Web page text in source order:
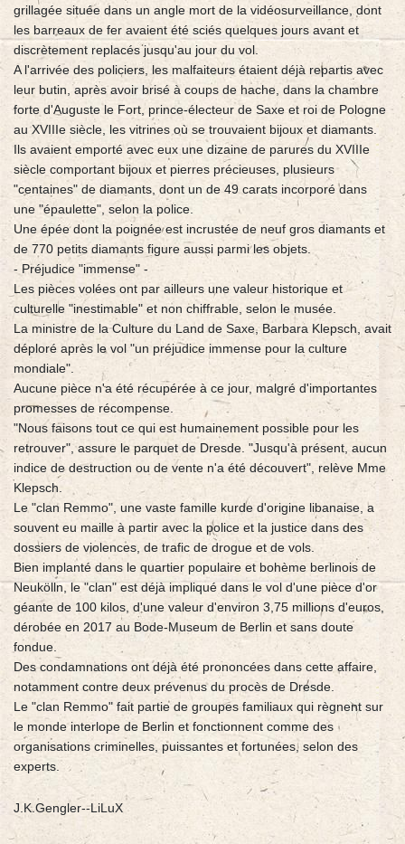
grillagée située dans un angle mort de la vidéosurveillance, dont
les barreaux de fer avaient été sciés quelques jours avant et
discrètement replacés jusqu'au jour du vol.
A l'arrivée des policiers, les malfaiteurs étaient déjà repartis avec
leur butin, après avoir brisé à coups de hache, dans la chambre
forte d'Auguste le Fort, prince-électeur de Saxe et roi de Pologne
au XVIIIe siècle, les vitrines où se trouvaient bijoux et diamants.
Ils avaient emporté avec eux une dizaine de parures du XVIIIe
siècle comportant bijoux et pierres précieuses, plusieurs
"centaines" de diamants, dont un de 49 carats incorporé dans
une "épaulette", selon la police.
Une épée dont la poignée est incrustée de neuf gros diamants et
de 770 petits diamants figure aussi parmi les objets.
- Préjudice "immense" -
Les pièces volées ont par ailleurs une valeur historique et
culturelle "inestimable" et non chiffrable, selon le musée.
La ministre de la Culture du Land de Saxe, Barbara Klepsch, avait
déploré après le vol "un préjudice immense pour la culture
mondiale".
Aucune pièce n'a été récupérée à ce jour, malgré d'importantes
promesses de récompense.
"Nous faisons tout ce qui est humainement possible pour les
retrouver", assure le parquet de Dresde. "Jusqu'à présent, aucun
indice de destruction ou de vente n'a été découvert", relève Mme
Klepsch.
Le "clan Remmo", une vaste famille kurde d'origine libanaise, a
souvent eu maille à partir avec la police et la justice dans des
dossiers de violences, de trafic de drogue et de vols.
Bien implanté dans le quartier populaire et bohème berlinois de
Neukölln, le "clan" est déjà impliqué dans le vol d'une pièce d'or
géante de 100 kilos, d'une valeur d'environ 3,75 millions d'euros,
dérobée en 2017 au Bode-Museum de Berlin et sans doute
fondue.
Des condamnations ont déjà été prononcées dans cette affaire,
notamment contre deux prévenus du procès de Dresde.
Le "clan Remmo" fait partie de groupes familiaux qui règnent sur
le monde interlope de Berlin et fonctionnent comme des
organisations criminelles, puissantes et fortunées, selon des
experts.
J.K.Gengler--LiLuX